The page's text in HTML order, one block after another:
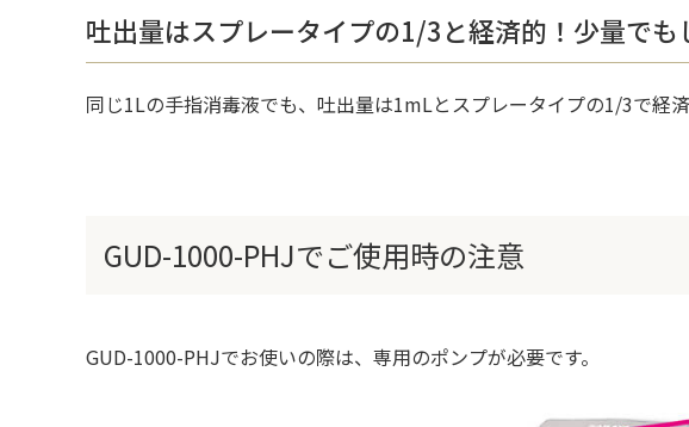
吐出量はスプレータイプの1/3と経済的！少量でも
同じ1Lの手指消毒液でも、吐出量は1mLとスプレータイプの1/3で経済
GUD-1000-PHJでご使用時の注意
GUD-1000-PHJでお使いの際は、専用のポンプが必要です。